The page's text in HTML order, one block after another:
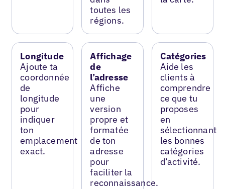
toutes les
régions.
Longitude
Ajoute ta
coordonnée
de
longitude
pour
indiquer
ton
emplacement
exact.
Affichage
de
l’adresse
Affiche
une
version
propre et
formatée
de ton
adresse
pour
faciliter la
reconnaissance.
Catégories
Aide les
clients à
comprendre
ce que tu
proposes
en
sélectionnant
les bonnes
catégories
d’activité.